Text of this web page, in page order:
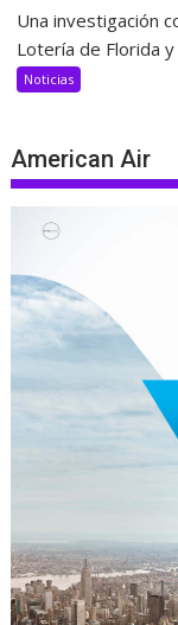
Una investigación
Lotería de Florida y
Noticias
American Air